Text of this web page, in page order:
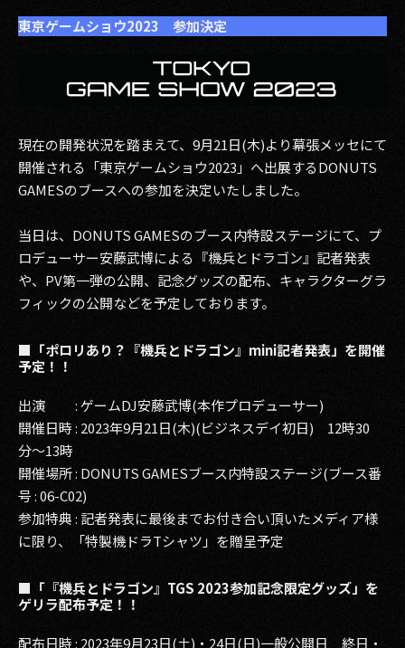
東京ゲームショウ2023 参加決定
現在の開発状況を踏まえて、9月21日(木)より幕張メッセにて
開催される「東京ゲームショウ2023」へ出展するDONUTS
GAMESのブースへの参加を決定いたしました。
当日は、DONUTS GAMESのブース内特設ステージにて、プ
ロデューサー安藤武博による『機兵とドラゴン』記者発表
や、PV第一弾の公開、記念グッズの配布、キャラクターグラ
フィックの公開などを予定しております。
■「ポロリあり？『機兵とドラゴン』mini記者発表」を開催
予定！！
出演 : ゲームDJ安藤武博(本作プロデューサー)
開催日時 : 2023年9月21日(木)(ビジネスデイ初日) 12時30
分〜13時
開催場所 : DONUTS GAMESブース内特設ステージ(ブース番
号 : 06-C02)
参加特典 : 記者発表に最後までお付き合い頂いたメディア様
に限り、「特製機ドラTシャツ」を贈呈予定
■「『機兵とドラゴン』TGS 2023参加記念限定グッズ」を
ゲリラ配布予定！！
配布日時 : 2023年9月23日(土)・24日(日)一般公開日 終日・